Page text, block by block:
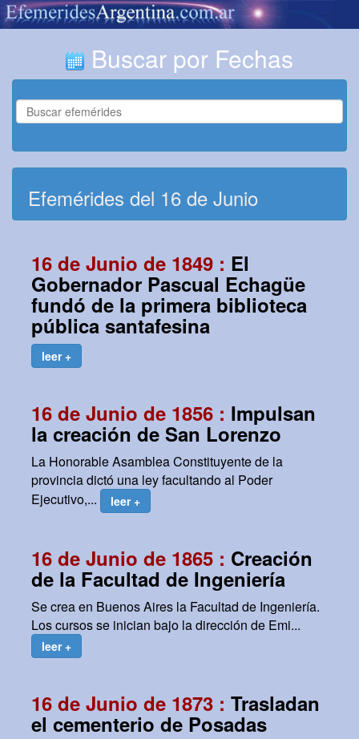
Buscar por Fechas
Efemérides del 16 de Junio
16 de Junio de 1849 : El
Gobernador Pascual Echagüe
fundó de la primera biblioteca
pública santafesina
leer +
16 de Junio de 1856 : Impulsan
la creación de San Lorenzo
La Honorable Asamblea Constituyente de la
provincia dictó una ley facultando al Poder
Ejecutivo,...
leer +
16 de Junio de 1865 : Creación
de la Facultad de Ingeniería
Se crea en Buenos Aires la Facultad de Ingeniería.
Los cursos se inician bajo la dirección de Emi...
leer +
16 de Junio de 1873 : Trasladan
el cementerio de Posadas